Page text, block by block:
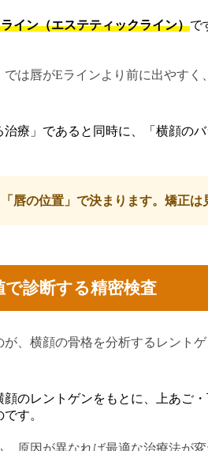
イン（エステティックライン）で
は唇がEラインより前に出やす
療」であると同時に、「横顔の
唇の位置」で決まります。矯正
診断する精密検査
、横顔の骨格を分析するレント
のレントゲンをもとに、上あご
す。
原因が異なれば最適な治療法が